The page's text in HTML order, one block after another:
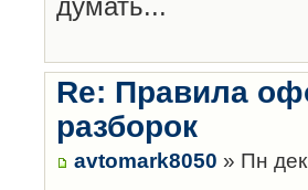
Re: Правила
разборок
avtomark8050 » Пн